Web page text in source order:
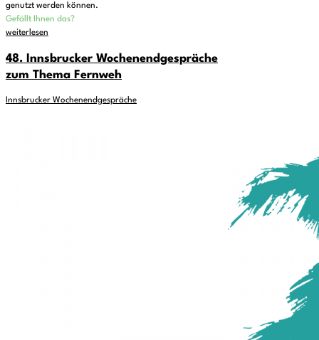
genutzt werden können.
Gefällt Ihnen das?
weiterlesen
48. Innsbrucker Wochenendgespräche
zum Thema Fernweh
Innsbrucker Wochenendgespräche